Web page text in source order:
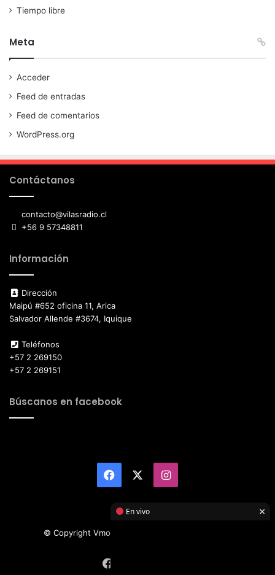
Tiempo libre
Meta
Acceder
Feed de entradas
Feed de comentarios
WordPress.org
Contáctanos
contacto@vilasradio.cl
+56 9 57348811
Información
Dirección
Maipú #652 oficina 11, Arica
Salvador Allende #3674, Iquique
Teléfonos
+57 2 269150
+57 2 269151
Búscanos en facebook
Facebook Instagram
© Copyright Vmotor TI 2026, All Rights Reserved
En vivo ×